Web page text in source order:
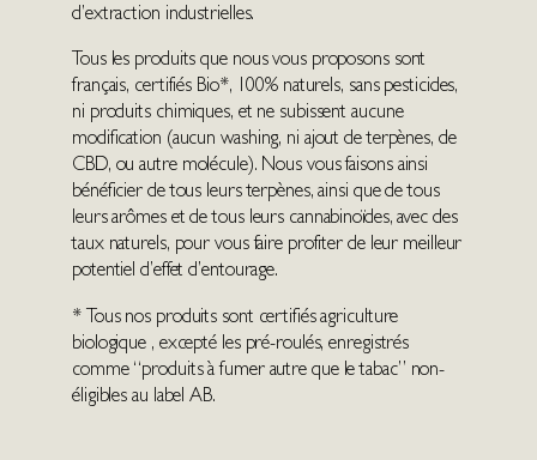
d’extraction industrielles.
Tous les produits que nous vous proposons sont
français, certifiés Bio*, 100% naturels, sans pesticides,
ni produits chimiques, et ne subissent aucune
modification (aucun washing, ni ajout de terpènes, de
CBD, ou autre molécule). Nous vous faisons ainsi
bénéficier de tous leurs terpènes, ainsi que de tous
leurs arômes et de tous leurs cannabinoïdes, avec des
taux naturels, pour vous faire profiter de leur meilleur
potentiel d’effet d’entourage.
* Tous nos produits sont certifiés agriculture
biologique , excepté les pré-roulés, enregistrés
comme “produits à fumer autre que le tabac” non-
éligibles au label AB.